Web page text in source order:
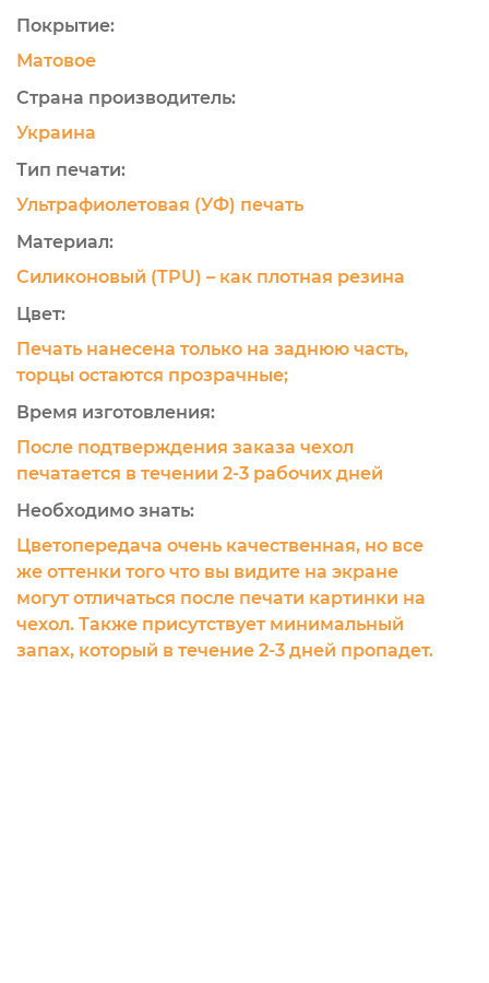
Покрытие:
Матовое
Страна производитель:
Украина
Тип печати:
Ультрафиолетовая (УФ) печать
Материал:
Силиконовый (TPU) – как плотная резина
Цвет:
Печать нанесена только на заднюю часть,
торцы остаются прозрачные;
Время изготовления:
После подтверждения заказа чехол
печатается в течении 2-3 рабочих дней
Необходимо знать:
Цветопередача очень качественная, но все
же оттенки того что вы видите на экране
могут отличаться после печати картинки на
чехол. Также присутствует минимальный
запах, который в течение 2-3 дней пропадет.